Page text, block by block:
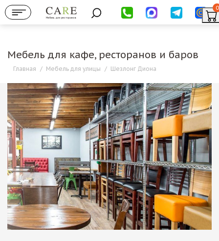
Мебель для ресторанов
0
Мебель для кафе, ресторанов и баров
Главная / Мебель для улицы / Шезлонг Диона